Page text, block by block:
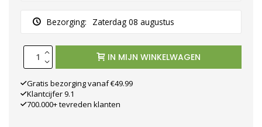
Bezorging: Zaterdag 08 augustus
IN MIJN WINKELWAGEN
Gratis bezorging vanaf €49.99
Klantcijfer 9.1
700.000+ tevreden klanten